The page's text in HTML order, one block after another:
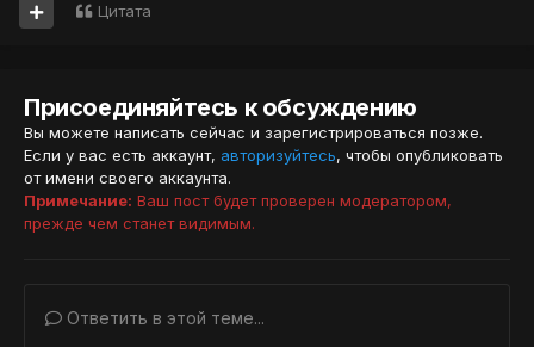
Цитата
Присоединяйтесь к обсуждению
Вы можете написать сейчас и зарегистрироваться позже.
Если у вас есть аккаунт, авторизуйтесь, чтобы опубликовать
от имени своего аккаунта.
Примечание: Ваш пост будет проверен модератором,
прежде чем станет видимым.
Ответить в этой теме...